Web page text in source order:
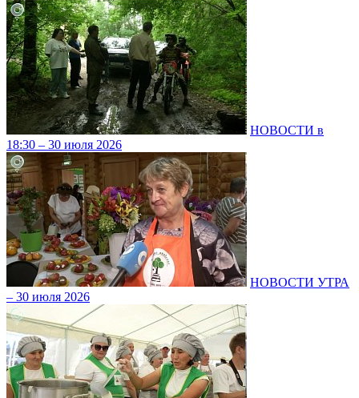
НОВОСТИ в
18:30 – 30 июля 2026
НОВОСТИ УТРА
– 30 июля 2026